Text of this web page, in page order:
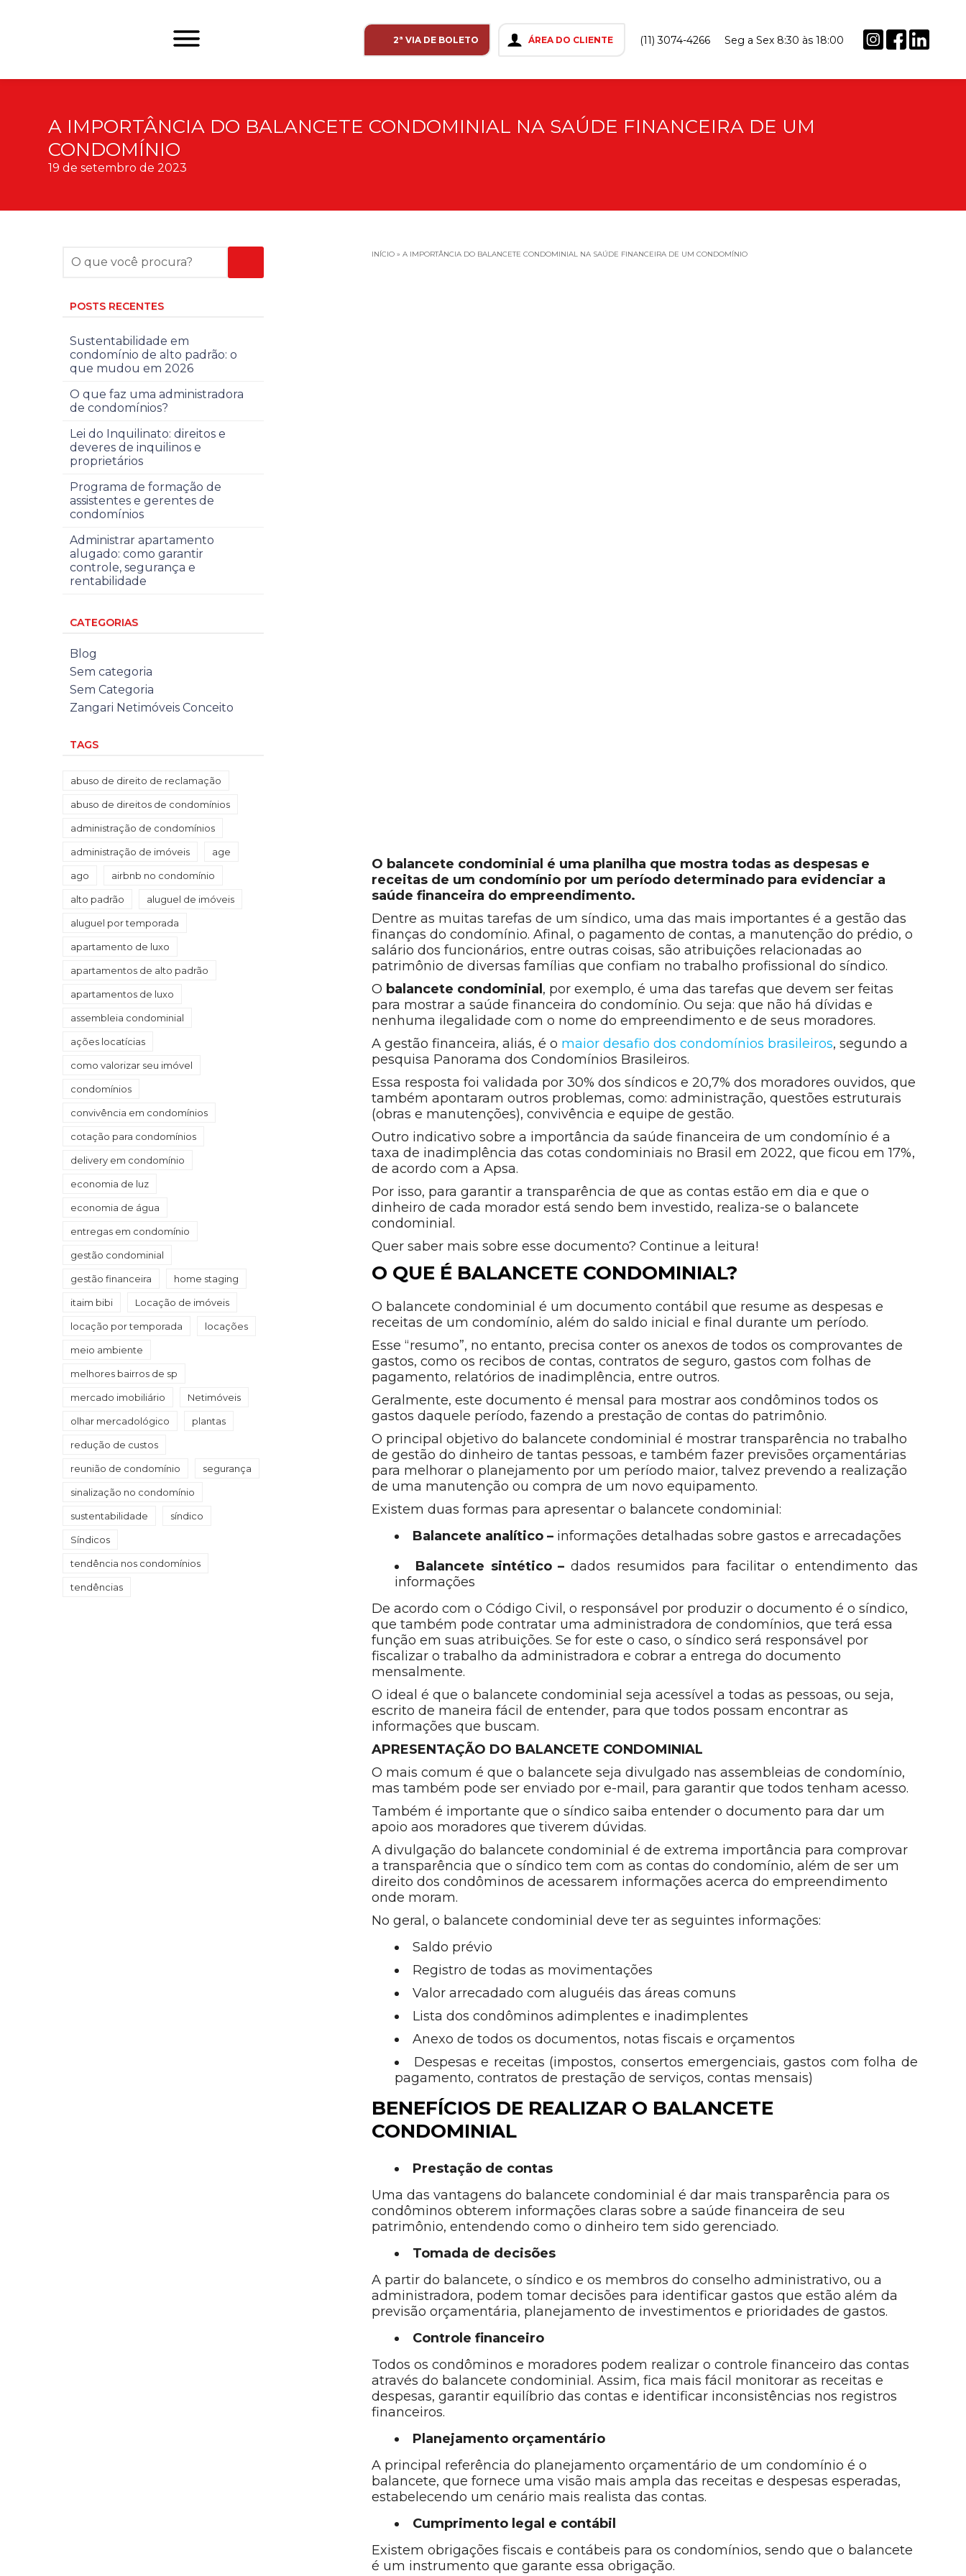
2ª VIA DE BOLETO ÁREA DO CLIENTE (11) 3074-4266 Seg a Sex 8:30 às 18:00
A IMPORTÂNCIA DO BALANCETE CONDOMINIAL NA SAÚDE FINANCEIRA DE UM
CONDOMÍNIO
19 de setembro de 2023
INÍCIO »A IMPORTÂNCIA DO BALANCETE CONDOMINIAL NA SAÚDE FINANCEIRA DE UM CONDOMÍNIO
O balancete condominial é uma planilha que mostra todas as despesas e
receitas de um condomínio por um período determinado para evidenciar a
saúde financeira do empreendimento.
Dentre as muitas tarefas de um síndico, uma das mais importantes é a gestão das
finanças do condomínio. Afinal, o pagamento de contas, a manutenção do prédio, o
salário dos funcionários, entre outras coisas, são atribuições relacionadas ao
patrimônio de diversas famílias que confiam no trabalho profissional do síndico.
O balancete condominial, por exemplo, é uma das tarefas que devem ser feitas
para mostrar a saúde financeira do condomínio. Ou seja: que não há dívidas e
nenhuma ilegalidade com o nome do empreendimento e de seus moradores.
A gestão financeira, aliás, é o maior desafio dos condomínios brasileiros, segundo a
pesquisa Panorama dos Condomínios Brasileiros.
Essa resposta foi validada por 30% dos síndicos e 20,7% dos moradores ouvidos, que
também apontaram outros problemas, como: administração, questões estruturais
(obras e manutenções), convivência e equipe de gestão.
Outro indicativo sobre a importância da saúde financeira de um condomínio é a
taxa de inadimplência das cotas condominiais no Brasil em 2022, que ficou em 17%,
de acordo com a Apsa.
Por isso, para garantir a transparência de que as contas estão em dia e que o
dinheiro de cada morador está sendo bem investido, realiza-se o balancete
condominial.
Quer saber mais sobre esse documento? Continue a leitura!
O QUE É BALANCETE CONDOMINIAL?
O balancete condominial é um documento contábil que resume as despesas e
receitas de um condomínio, além do saldo inicial e final durante um período.
Esse “resumo”, no entanto, precisa conter os anexos de todos os comprovantes de
gastos, como os recibos de contas, contratos de seguro, gastos com folhas de
pagamento, relatórios de inadimplência, entre outros.
Geralmente, este documento é mensal para mostrar aos condôminos todos os
gastos daquele período, fazendo a prestação de contas do patrimônio.
O principal objetivo do balancete condominial é mostrar transparência no trabalho
de gestão do dinheiro de tantas pessoas, e também fazer previsões orçamentárias
para melhorar o planejamento por um período maior, talvez prevendo a realização
de uma manutenção ou compra de um novo equipamento.
Existem duas formas para apresentar o balancete condominial:
Balancete analítico – informações detalhadas sobre gastos e arrecadações
Balancete sintético – dados resumidos para facilitar o entendimento das
informações
De acordo com o Código Civil, o responsável por produzir o documento é o síndico,
que também pode contratar uma administradora de condomínios, que terá essa
função em suas atribuições. Se for este o caso, o síndico será responsável por
fiscalizar o trabalho da administradora e cobrar a entrega do documento
mensalmente.
O ideal é que o balancete condominial seja acessível a todas as pessoas, ou seja,
escrito de maneira fácil de entender, para que todos possam encontrar as
informações que buscam.
APRESENTAÇÃO DO BALANCETE CONDOMINIAL
O mais comum é que o balancete seja divulgado nas assembleias de condomínio,
mas também pode ser enviado por e-mail, para garantir que todos tenham acesso.
Também é importante que o síndico saiba entender o documento para dar um
apoio aos moradores que tiverem dúvidas.
A divulgação do balancete condominial é de extrema importância para comprovar
a transparência que o síndico tem com as contas do condomínio, além de ser um
direito dos condôminos de acessarem informações acerca do empreendimento
onde moram.
No geral, o balancete condominial deve ter as seguintes informações:
Saldo prévio
Registro de todas as movimentações
Valor arrecadado com aluguéis das áreas comuns
Lista dos condôminos adimplentes e inadimplentes
Anexo de todos os documentos, notas fiscais e orçamentos
Despesas e receitas (impostos, consertos emergenciais, gastos com folha de
pagamento, contratos de prestação de serviços, contas mensais)
BENEFÍCIOS DE REALIZAR O BALANCETE
CONDOMINIAL
Prestação de contas
Uma das vantagens do balancete condominial é dar mais transparência para os
condôminos obterem informações claras sobre a saúde financeira de seu
patrimônio, entendendo como o dinheiro tem sido gerenciado.
Tomada de decisões
A partir do balancete, o síndico e os membros do conselho administrativo, ou a
administradora, podem tomar decisões para identificar gastos que estão além da
previsão orçamentária, planejamento de investimentos e prioridades de gastos.
Controle financeiro
Todos os condôminos e moradores podem realizar o controle financeiro das contas
através do balancete condominial. Assim, fica mais fácil monitorar as receitas e
despesas, garantir equilíbrio das contas e identificar inconsistências nos registros
financeiros.
Planejamento orçamentário
A principal referência do planejamento orçamentário de um condomínio é o
balancete, que fornece uma visão mais ampla das receitas e despesas esperadas,
estabelecendo um cenário mais realista das contas.
Cumprimento legal e contábil
Existem obrigações fiscais e contábeis para os condomínios, sendo que o balancete
é um instrumento que garante essa obrigação.
POSTS RECENTES
Sustentabilidade em
condomínio de alto padrão: o
que mudou em 2026
O que faz uma administradora
de condomínios?
Lei do Inquilinato: direitos e
deveres de inquilinos e
proprietários
Programa de formação de
assistentes e gerentes de
condomínios
Administrar apartamento
alugado: como garantir
controle, segurança e
rentabilidade
CATEGORIAS
Blog
Sem categoria
Sem Categoria
Zangari Netimóveis Conceito
TAGS
abuso de direito de reclamação
abuso de direitos de condomínios
administração de condomínios
administração de imóveis age
ago airbnb no condomínio
alto padrão aluguel de imóveis
aluguel por temporada
apartamento de luxo
apartamentos de alto padrão
apartamentos de luxo
assembleia condominial
ações locatícias
como valorizar seu imóvel
condomínios
convivência em condomínios
cotação para condomínios
delivery em condomínio
economia de luz
economia de água
entregas em condomínio
gestão condominial
gestão financeira home staging
itaim bibi Locação de imóveis
locação por temporada locações
meio ambiente
melhores bairros de sp
mercado imobiliário Netimóveis
olhar mercadológico plantas
redução de custos
reunião de condomínio segurança
sinalização no condomínio
sustentabilidade síndico
Síndicos
tendência nos condomínios
tendências